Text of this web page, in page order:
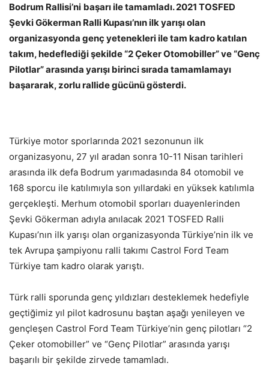
Bodrum Rallisi’ni başarı ile tamamladı. 2021 TOSFED
Şevki Gökerman Ralli Kupası’nın ilk yarışı olan
organizasyonda genç yetenekleri ile tam kadro katılan
takım, hedeflediği şekilde “2 Çeker Otomobiller” ve “Genç
Pilotlar” arasında yarışı birinci sırada tamamlamayı
başararak, zorlu rallide gücünü gösterdi.
Türkiye motor sporlarında 2021 sezonunun ilk
organizasyonu, 27 yıl aradan sonra 10-11 Nisan tarihleri
arasında ilk defa Bodrum yarımadasında 84 otomobil ve
168 sporcu ile katılımıyla son yıllardaki en yüksek katılımla
gerçekleşti. Merhum otomobil sporları duayenlerinden
Şevki Gökerman adıyla anılacak 2021 TOSFED Ralli
Kupası’nın ilk yarışı olan organizasyonda Türkiye’nin ilk ve
tek Avrupa şampiyonu ralli takımı Castrol Ford Team
Türkiye tam kadro olarak yarıştı.
Türk ralli sporunda genç yıldızları desteklemek hedefiyle
geçtiğimiz yıl pilot kadrosunu baştan aşağı yenileyen ve
gençleşen Castrol Ford Team Türkiye’nin genç pilotları “2
Çeker otomobiller” ve “Genç Pilotlar” arasında yarışı
başarılı bir şekilde zirvede tamamladı.